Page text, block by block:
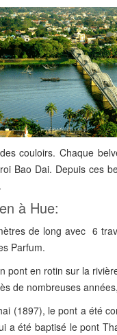
couloirs. Chaque
Bao Dai. Depuis ces
à Hue:
de long avec 6
Parfum.
pont en rotin sur la
de nombreuses
(1897), le pont a été
été baptisé le pont